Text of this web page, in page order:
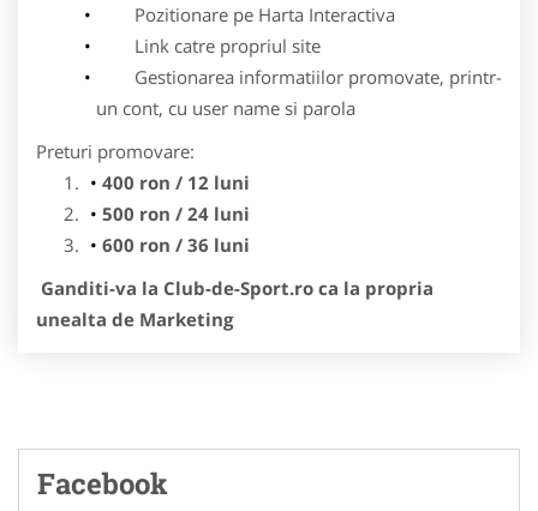
Pozitionare pe Harta Interactiva
Link catre propriul site
Gestionarea informatiilor promovate, printr-
un cont, cu user name si parola
Preturi promovare:
400 ron / 12 luni
500 ron / 24 luni
600 ron / 36 luni
Ganditi-va la Club-de-Sport.ro ca la propria
unealta de Marketing
Facebook